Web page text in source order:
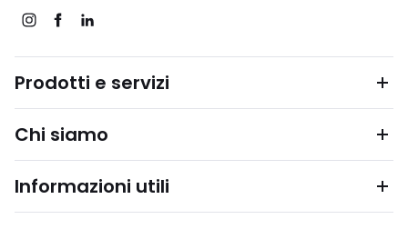
Prodotti e servizi
Chi siamo
Informazioni utili